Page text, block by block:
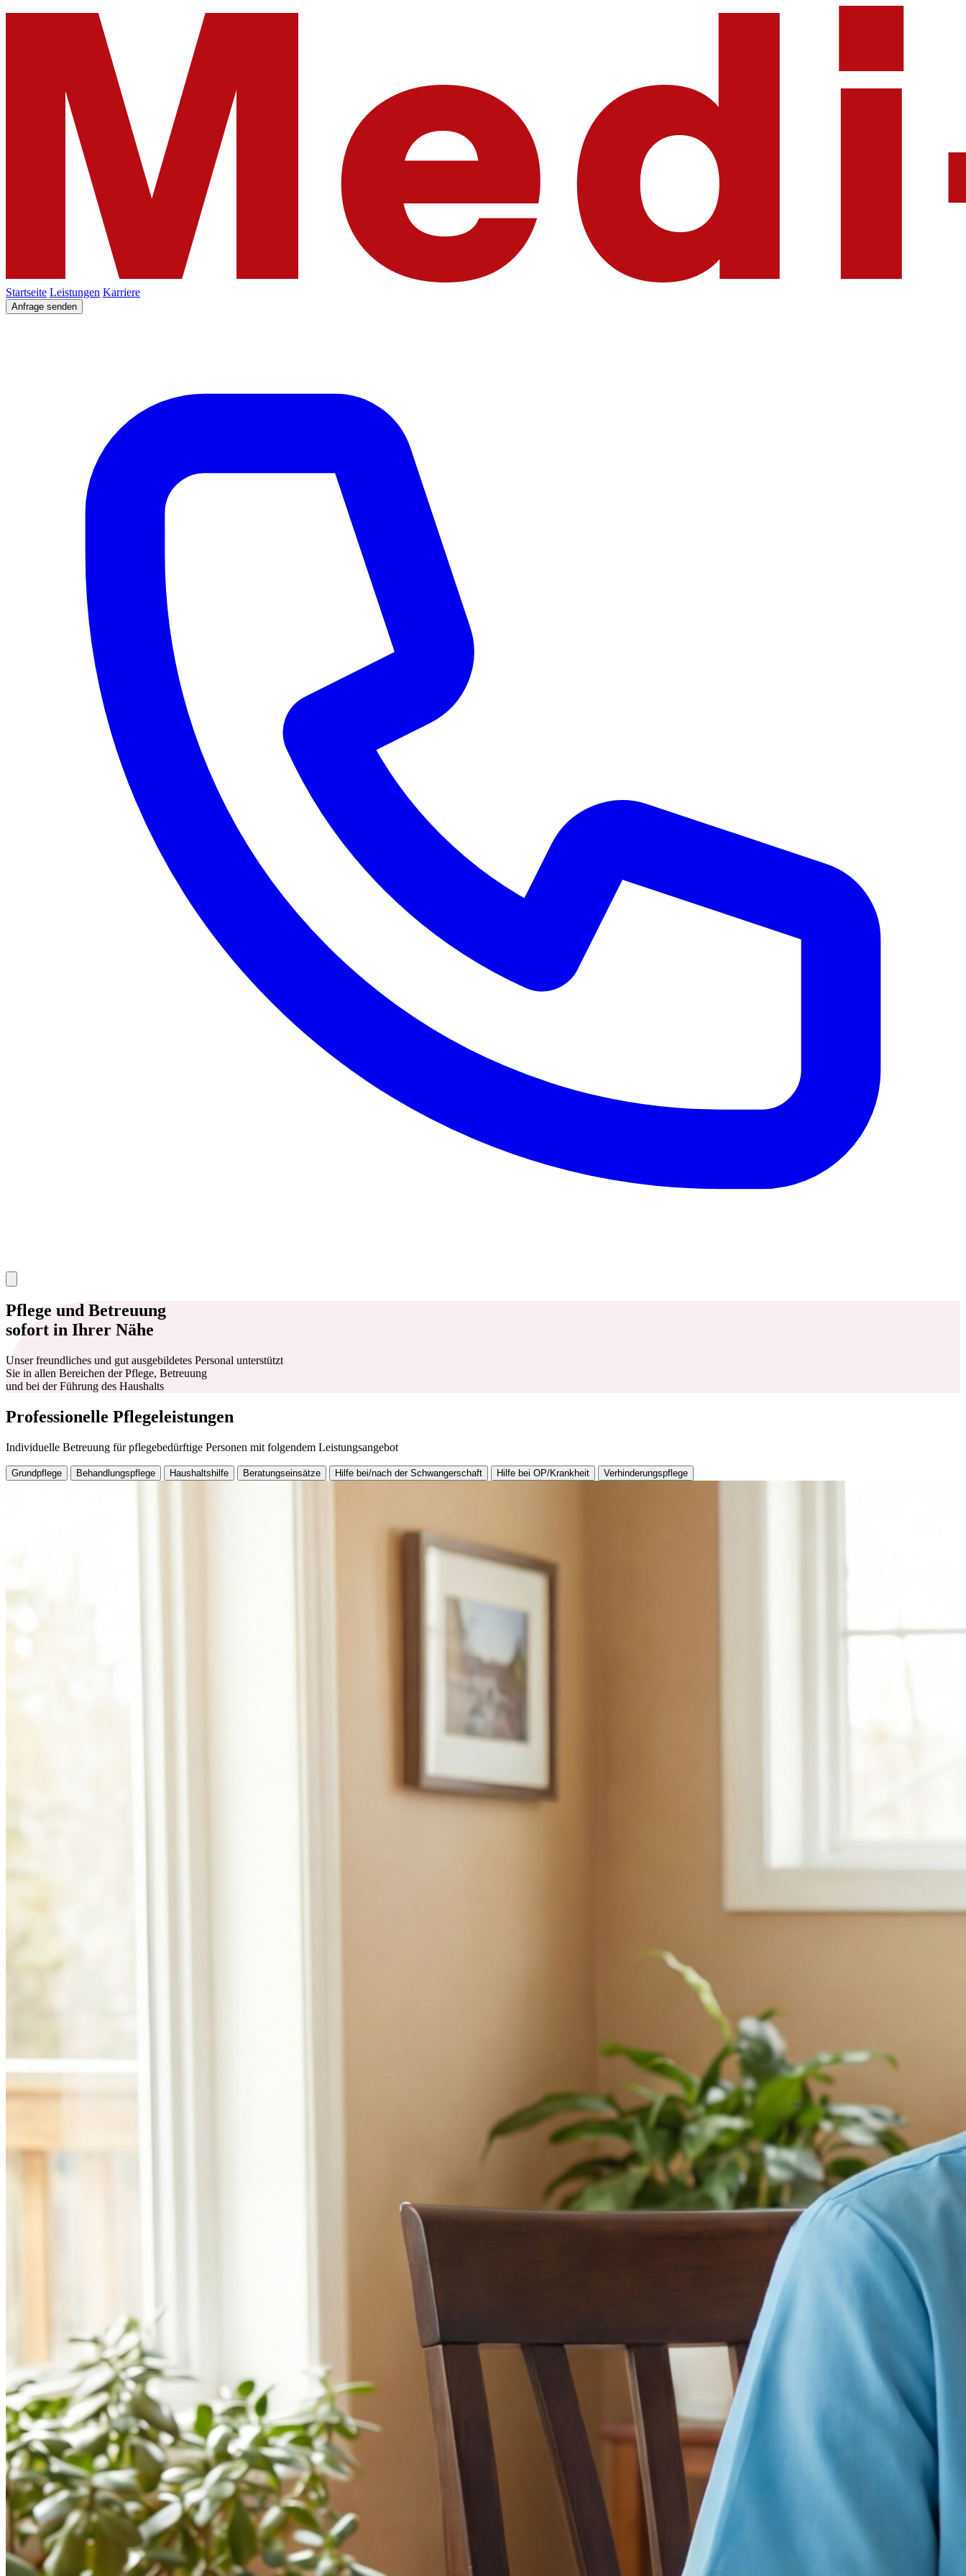
Startseite Leistungen Karriere
Anfrage senden
Pflege und Betreuung
sofort in Ihrer Nähe
Unser freundliches und gut ausgebildetes Personal unterstützt
Sie in allen Bereichen der Pflege, Betreuung
und bei der Führung des Haushalts
Professionelle Pflegeleistungen
Individuelle Betreuung für pflegebedürftige Personen mit folgendem Leistungsangebot
Grundpflege Behandlungspflege Haushaltshilfe Beratungseinsätze Hilfe bei/nach der Schwangerschaft Hilfe bei OP/Krankheit Verhinderungspflege